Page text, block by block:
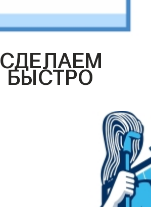
СДЕЛАЕМ
БЫСТРО